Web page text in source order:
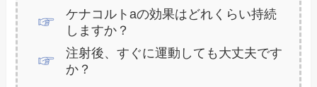
ケナコルトaの効果はどれくらい持続
しますか？
注射後、すぐに運動しても大丈夫です
か？